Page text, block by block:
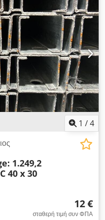
μήκος: περίπου.
1.264,4 χιλιοστά
Διάμετρος οπής:
περίπου. 1,25 χιλιοστά
Γενικές πληροφορίες για
διαθέσιμο μόνο για
μεταφορά ή αποστολή
έξοδα, τα οποία
ανάλογα με την
της παράδοσης.
1 /4
1.249,2
40 x 30
12 €
σταθερή τιμή συν ΦΠΑ